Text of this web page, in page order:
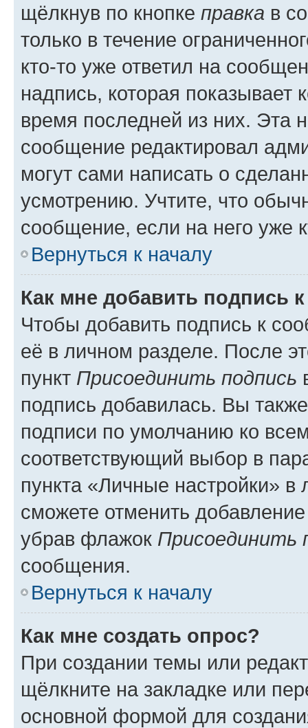
щёлкнув по кнопке правка в
только в течение
кто-то уже ответил на
надпись, которая показывает
время последней из них. Эта
сообщение редактировал
могут сами написать о
усмотрению. Учтите, что
сообщение, если на него уже
Вернуться к началу
Как мне добавить подпись
Чтобы добавить подпись к
её в личном разделе. После
пункт Присоединить подпись
подпись добавилась. Вы
подписи по умолчанию ко
соответствующий выбор в
пункта «Личные настройки»
сможете отменить
убрав флажок Присоединить
сообщения.
Вернуться к началу
Как мне создать опрос?
При создании темы или
щёлкните на закладке или
основной формой для